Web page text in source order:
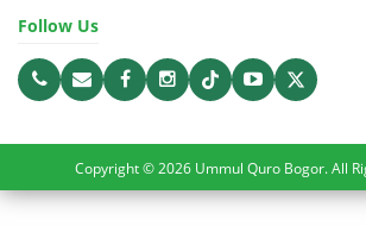
Follow Us
Copyright © 2026 Ummul Quro Bogor. All